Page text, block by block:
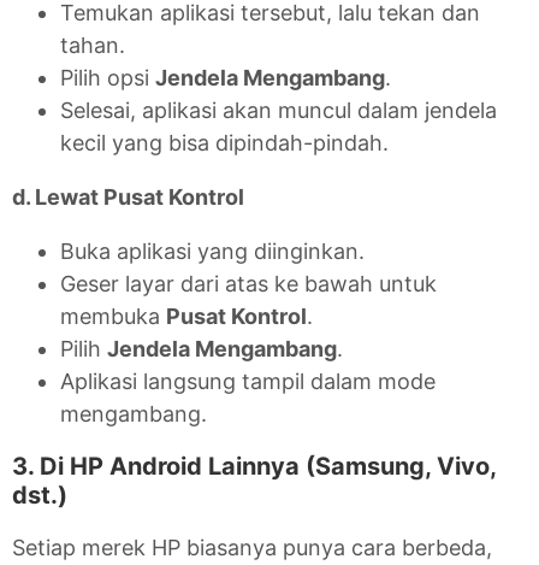
Temukan aplikasi tersebut, lalu tekan dan
tahan.
Pilih opsi Jendela Mengambang.
Selesai, aplikasi akan muncul dalam jendela
kecil yang bisa dipindah-pindah.
d. Lewat Pusat Kontrol
Buka aplikasi yang diinginkan.
Geser layar dari atas ke bawah untuk
membuka Pusat Kontrol.
Pilih Jendela Mengambang.
Aplikasi langsung tampil dalam mode
mengambang.
3. Di HP Android Lainnya (Samsung, Vivo,
dst.)
Setiap merek HP biasanya punya cara berbeda,